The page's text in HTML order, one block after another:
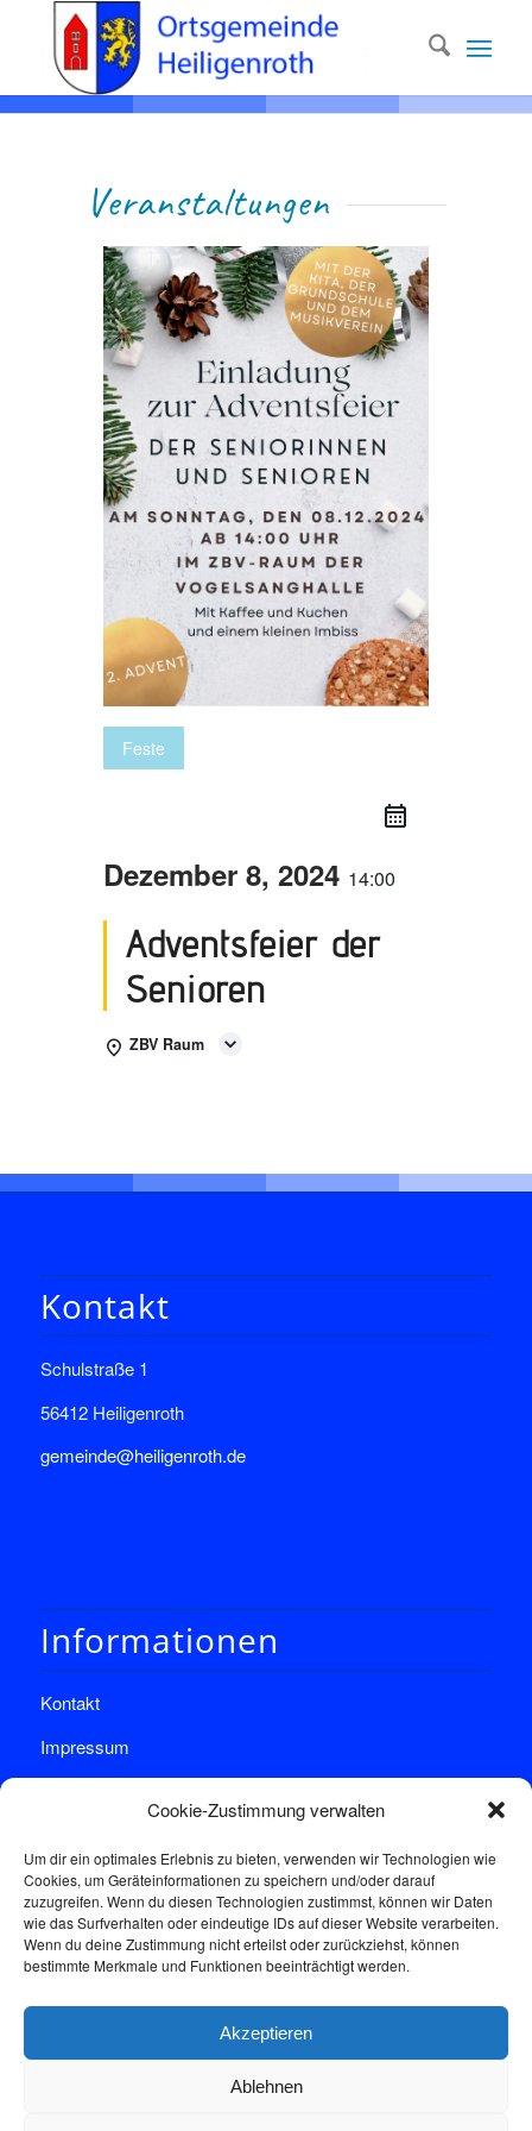
Cookie-Zustimmung verwalten
Um dir ein optimales Erlebnis zu bieten, verwenden wir Technologien wie
Cookies, um Geräteinformationen zu speichern und/oder darauf
zuzugreifen. Wenn du diesen Technologien zustimmst, können wir Daten
wie das Surfverhalten oder eindeutige IDs auf dieser Website verarbeiten.
Wenn du deine Zustimmung nicht erteilst oder zurückziehst, können
bestimmte Merkmale und Funktionen beeinträchtigt werden.
Akzeptieren
Ablehnen
Ver­anstaltungen
Feste
Dezember 8, 2024 14:00
Adventsfeier der
Senioren
ZBV Raum
Kontakt
Schulstraße 1
56412 Heiligenroth
gemeinde@heiligenroth.de
Informationen
Kontakt
Impressum
Sprechstunde
Donnerstags: 17:00-18:30